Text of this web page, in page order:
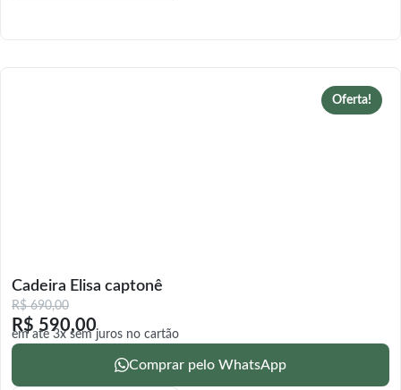
Oferta!
Cadeira Elisa captonê
R$690,00
R$ 590,00
em até 3x sem juros no cartão
Comprar pelo WhatsApp